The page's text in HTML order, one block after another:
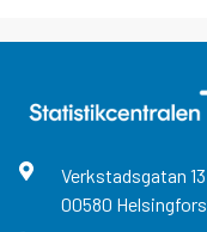
Verkstadsgatan 13
00580 Helsingfors